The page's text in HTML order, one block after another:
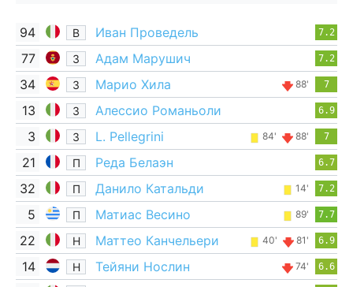
94 В Иван Проведель 7.2
77 З Адам Марушич 7.2
34 З Марио Хила 88' 7
13 З Алессио Романьоли 6.9
3 З L. Pellegrini 84' 88' 7
21 П Реда Белаэн 6.7
32 П Данило Катальди 14' 7.2
5 П Матиас Весино 89' 7.7
22 Н Маттео Канчельери 40' 81' 6.9
14 Н Тейяни Нослин 74' 6.6